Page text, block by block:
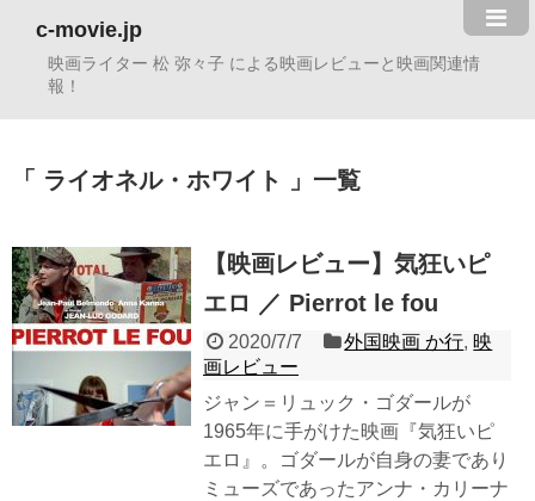
c-movie.jp
映画ライター 松 弥々子 による映画レビューと映画関連情
報！
ライオネル・ホワイト 一覧
【映画レビュー】気狂いピ
エロ ／ Pierrot le fou
2020/7/7 外国映画 か行, 映
画レビュー
ジャン＝リュック・ゴダールが
1965年に手がけた映画『気狂いピ
エロ』。ゴダールが自身の妻であり
ミューズであったアンナ・カリーナ